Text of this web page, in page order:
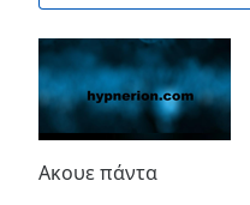
Duration-:-
Loaded:
0.00%
Stream
TypeLIVE
Ακουε πάντα